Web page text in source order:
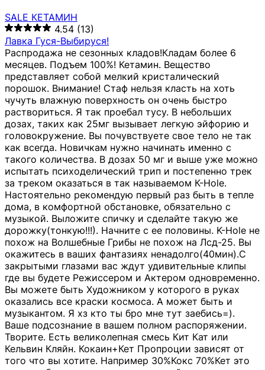
SALE КЕТАМИН
4.54 (13)
Лавка Гуся-Выбируся!
Распродажа не сезонных кладов!Кладам более 6
месяцев. Подъем 100%! Кетамин. Вещество
представляет собой мелкий кристалический
порошок. Внимание! Стаф нельзя класть на хоть
чучуть влажную поверхность он очень быстро
раствориться. Я так проебал тусу. В небольших
дозах, таких как 25мг вызывает легкую эйфорию и
головокружение. Вы почувствуете свое тело не так
как всегда. Новичкам нужно начинать именно с
такого количества. В дозах 50 мг и выше уже можно
испытать психоделический трип и постепенно трек
за треком оказаться в так называемом К-Hole.
Настоятельно рекомендую первый раз быть в тепле
дома, в комфортной обстановке, обязательно с
музыкой. Выложите спичку и сделайте такую же
дорожку(тонкую!!!). Начните с ее половины. K-Hole не
похож на Волшебные Грибы не похож на Лсд-25. Вы
окажитесь в ваших фантазиях ненадолго(40мин).С
закрытыми глазами вас ждут удивительные клипы
где вы будете Режиссером и Актером одновременно.
Вы можете быть Художником у которого в руках
оказались все краски космоса. А может быть и
музыкантом. Я хз кто ты бро мне тут заебись=).
Ваше подсознание в вашем полном распоряжении.
Творите. Есть великолепная смесь Кит Кат или
Кельвин Кляйн. Кокаин+Кет Пропроции зависят от
того что вы хотите. Например 30%Кокс 70%Кет это